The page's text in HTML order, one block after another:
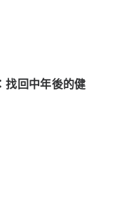
找回中年後的健